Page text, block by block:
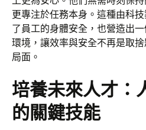
更專注於任務本身。這種由科
了員工的身體安全，也營造出
環境，讓效率與安全不再是取
局面。
培養未來人才：
的關鍵技能